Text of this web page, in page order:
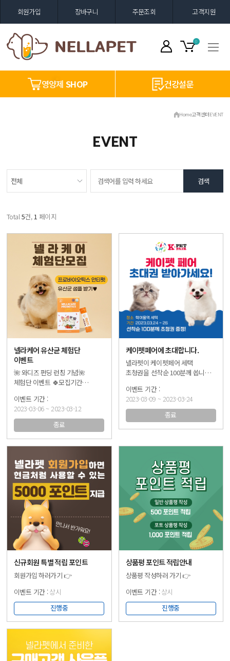
회원가입 장바구니 주문조회 고객지원
0
영양제 SHOP 건강설문
Home고객센터EVENT
EVENT
Total 5건, 1 페이지
넬라케어 유산균 체험단
이벤트
🌺 와디즈 펀딩 런칭 기념🌺
체험단 이벤트 🍀모집기간
참여방법 1. 와디즈 펀딩 알림
신청하기 👉프로필 💙와디즈💙
에서 링크 클릭! 2. 지지서명 혹은
sns 공유 후 인증샷 캡쳐 3. 체험단
이벤트 폼 작성하기 👉프로필 💛
당첨 후 샘플 받아보고 커뮤니티에
후기 작성하기! 해당 순서를 잘
따라가주신 서포터님 중 추첨을
통해 15분을 선정하여 넬라케어
프로바이오틱스 안티펫 샘플
10스틱을 보내드립니다! 더 많은
서포터님들이 넬라케어 제품을
만나볼 수 있도록 🧡당첨되신
서포터님들은 체험 후기를 와디즈
커뮤니티에 꼭 작성 부탁드립니다!
🧡 🍀안내사항 * 당첨자 소식은
새소식과 개별 연락을 통해
전해드립니다. * 작성 정보가
미비하여 확인이 어려운 경우
선정이 취소될 수 있습니다. * 체험
후 기간 내 후기를 작성하지 않은
서포터님께는 제품 비용이 청구될
수 있..
2023-03-06 ~ 2023-03-12
종료
케이펫페어에 초대합니다.
넬라펫이 케이펫페어 세택
초청권을 선착순 100분께 쏩니다~
2023.03.24.(금) ~ 03.26.(일) 🌺
전시장소 학여울역 세텍 🍀
참여방법 1. 인스타
@nellapet_official 팔로우! 2.
게시글 좋아요 누르기❤️ 3. DM으로
초청권 쿠폰번호를 전달드립니다. )
✅선착순 이벤트로 준비된 초청권
소진 시 종료됩니다. ✅이벤트
계정, 비공개 계정, 중복 참여는
참여 대상에서 제외됩니다.
✅DM으로 전달드린 초청장
쿠폰번호는 3월 23일 (목) 자정까지
쭈쭈쭈 APP을 통해 직접
등록하셔야 사용 가능합니다.
▶▶▶ 참여하러 가기 ◀◀◀
2023-03-09 ~ 2023-03-24
종료
신규회원 특별 적립 포인트
회원가입 하러가기 👉
상시
진행중
상품평 포인트 적립안내
상품평 작성하러 가기 👉
상시
진행중